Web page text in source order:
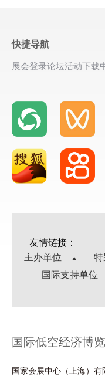
快捷导航
展会登录论坛活动下载
友情链接：
主办单位
国际支持单位
国际低空经济博
国家会展中心（上海）有